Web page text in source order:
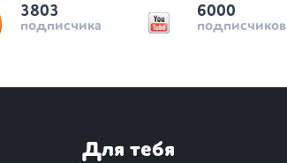
3803
подписчика
6000
подписчиков
Для тебя